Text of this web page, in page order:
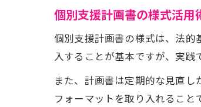
個別支援計画書の様式活用
個別支援計画書の様式は、法的
入することが基本ですが、実践
また、計画書は定期的な見直
フォーマットを取り入れるこ